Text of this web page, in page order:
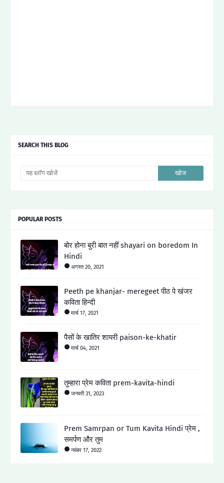
SEARCH THIS BLOG
POPULAR POSTS
बोर होना बुरी बात नहीं shayari on boredom In
Hindi
अगस्त 20, 2021
Peeth pe khanjar- meregeet पीठ पे खंजर
कविता हिन्दी
मार्च 17, 2021
पैसों के खातिर शायरी paison-ke-khatir
मार्च 04, 2021
तुम्हारा प्रेम कविता prem-kavita-hindi
जनवरी 31, 2023
Prem Samrpan or Tum Kavita Hindi प्रेम ,
समर्पण और तुम
नवंबर 17, 2022